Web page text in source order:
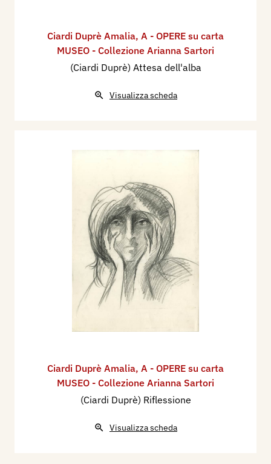
Ciardi Duprè Amalia, A - OPERE su carta
MUSEO - Collezione Arianna Sartori
(Ciardi Duprè) Attesa dell'alba
Visualizza scheda
Ciardi Duprè Amalia, A - OPERE su carta
MUSEO - Collezione Arianna Sartori
(Ciardi Duprè) Riflessione
Visualizza scheda